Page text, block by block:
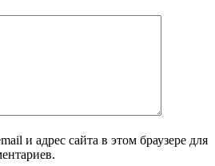
и адрес сайта в этом браузере для